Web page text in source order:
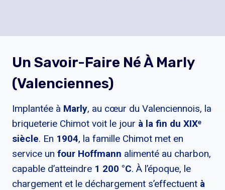
Un Savoir-Faire Né À Marly
(Valenciennes)
Implantée à Marly, au cœur du Valenciennois, la
briqueterie Chimot voit le jour à la fin du XIXᵉ
siècle. En 1904, la famille Chimot met en
service un four Hoffmann alimenté au charbon,
capable d’atteindre 1 200 °C. À l’époque, le
chargement et le déchargement s’effectuent à